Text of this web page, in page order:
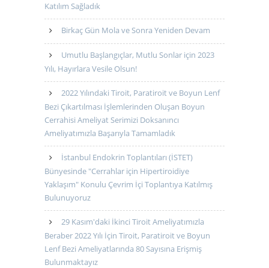
Katılım Sağladık
Birkaç Gün Mola ve Sonra Yeniden Devam
Umutlu Başlangıçlar, Mutlu Sonlar için 2023
Yılı, Hayırlara Vesile Olsun!
2022 Yılındaki Tiroit, Paratiroit ve Boyun Lenf
Bezi Çıkartılması İşlemlerinden Oluşan Boyun
Cerrahisi Ameliyat Serimizi Doksanıncı
Ameliyatımızla Başarıyla Tamamladık
İstanbul Endokrin Toplantıları (İSTET)
Bünyesinde "Cerrahlar için Hipertiroidiye
Yaklaşım" Konulu Çevrim İçi Toplantıya Katılmış
Bulunuyoruz
29 Kasım'daki İkinci Tiroit Ameliyatımızla
Beraber 2022 Yılı İçin Tiroit, Paratiroit ve Boyun
Lenf Bezi Ameliyatlarında 80 Sayısına Erişmiş
Bulunmaktayız